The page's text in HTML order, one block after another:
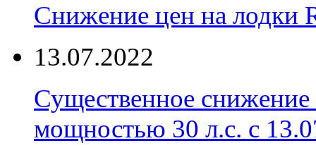
Снижение цен на лодки
13.07.2022
Существенное
мощностью 30 л.с. с